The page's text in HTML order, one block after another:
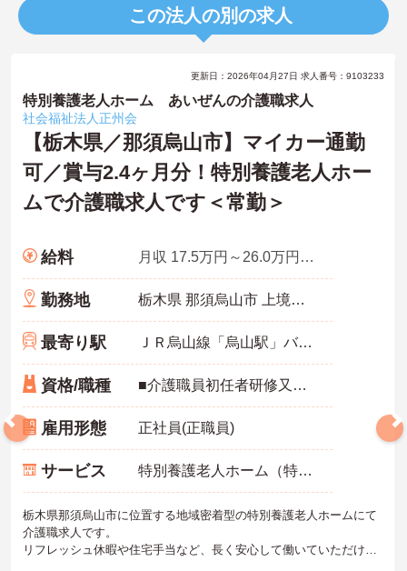
この法人の別の求人
更新日：2026年04月27日 求人番号：9103233
特別養護老人ホーム あいぜんの介護職求人
社会福祉法人正州会
【栃木県／那須烏山市】マイカー通勤
可／賞与2.4ヶ月分！特別養護老人ホー
ムで介護職求人です＜常勤＞
給料 月収 17.5万円～26.0万円程度 諸手当込
勤務地 栃木県 那須烏山市 上境４５８番地
最寄り駅 ＪＲ烏山線「烏山駅」バス・車4分
資格/職種 ■介護職員初任者研修又はホームヘルパー2級以上の資格をお持ちの方 ※パソコンの簡単な操作できる方（文字入力程度） ※経験不問 ※普通自動車運転免許必須（AT可）
雇用形態 正社員(正職員)
サービス 特別養護老人ホーム（特養）
栃木県那須烏山市に位置する地域密着型の特別養護老人ホームにて
介護職求人です。
リフレッシュ休暇や住宅手当など、長く安心して働いていただける